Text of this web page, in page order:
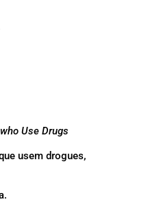
Use Drugs
usem drogues,